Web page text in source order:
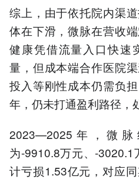
综上，由于依托院内渠
体在下滑，微脉在营收
健康凭借流量入口快速
量，但成本端合作医院
投入等刚性成本仍需负
年，仍未打通盈利路径，
2023—2025年，微
为-9910.8万元、-
计亏损1.53亿元，对应